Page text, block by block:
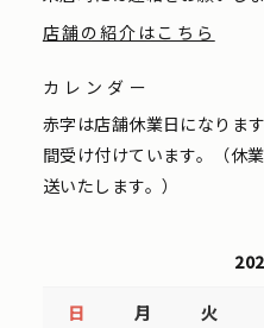
店舗の紹介はこちら
カレンダー
赤字は店舗休業日になりま
間受け付けています。（休
送いたします。）
日 月 火